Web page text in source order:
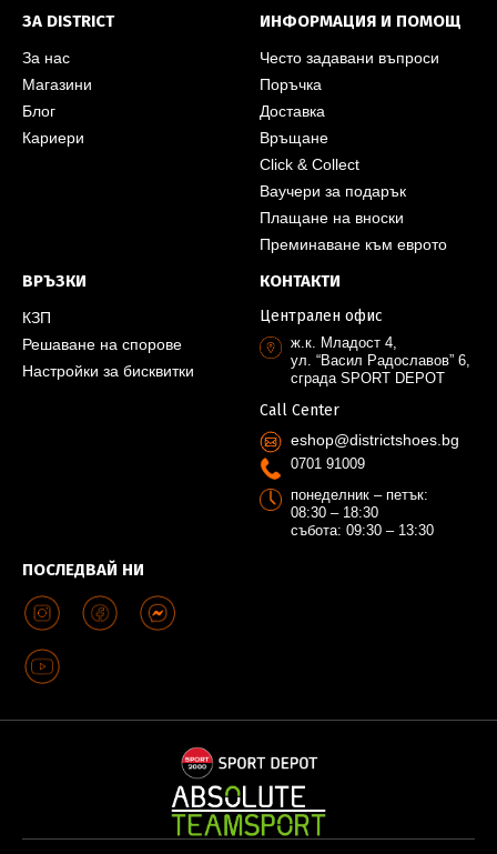
ЗА DISTRICT
За нас
Магазини
Блог
Кариери
ИНФОРМАЦИЯ И ПОМОЩ
Често задавани въпроси
Поръчка
Доставка
Връщане
Click & Collect
Ваучери за подарък
Плащане на вноски
Преминаване към еврото
ВРЪЗКИ
КЗП
Решаване на спорове
Настройки за бисквитки
ПОСЛЕДВАЙ НИ
КОНТАКТИ
Централен офис
ж.к. Младост 4,
ул. “Васил Радославов” 6,
сграда SPORT DEPOT
Call Center
eshop@districtshoes.bg
0701 91009
понеделник – петък:
08:30 – 18:30
събота: 09:30 – 13:30